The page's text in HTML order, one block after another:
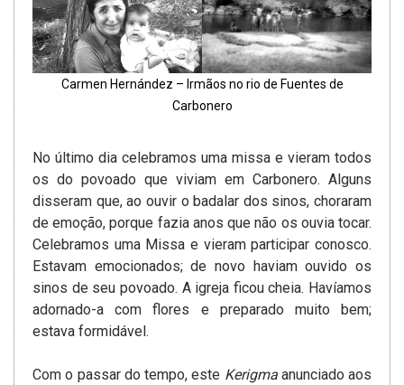
Carmen Hernández – Irmãos no rio de Fuentes de
Carbonero
No último dia celebramos uma missa e vieram todos
os do povoado que viviam em Carbonero. Alguns
disseram que, ao ouvir o badalar dos sinos, choraram
de emoção, porque fazia anos que não os ouvia tocar.
Celebramos uma Missa e vieram participar conosco.
Estavam emocionados; de novo haviam ouvido os
sinos de seu povoado. A igreja ficou cheia. Havíamos
adornado-a com flores e preparado muito bem;
estava formidável.
Com o passar do tempo, este Kerigmaanunciado aos